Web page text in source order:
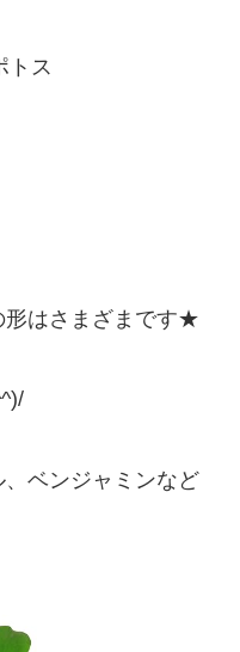
トス
形はさまざまです★
ベンジャミンなど